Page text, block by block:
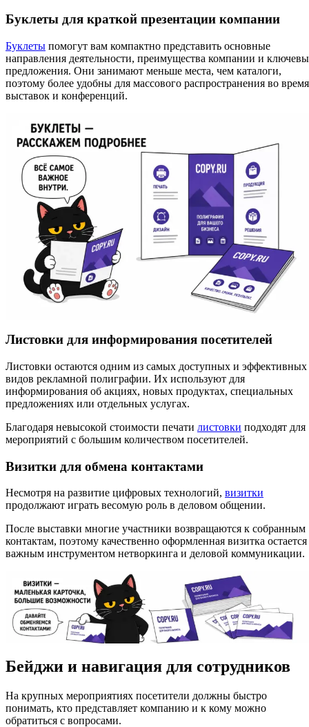
Буклеты для краткой презентации компании
Буклеты помогут вам компактно представить основные
направления деятельности, преимущества компании и
предложения. Они занимают меньше места, чем каталоги,
поэтому более удобны для массового распространения во время
выставок и конференций.
Листовки для информирования посетителей
Листовки остаются одним из самых доступных и эффективных
видов рекламной полиграфии. Их используют для
информирования об акциях, новых продуктах, специальных
предложениях или отдельных услугах.
Благодаря невысокой стоимости печати листовки подходят для
мероприятий с большим количеством посетителей.
Визитки для обмена контактами
Несмотря на развитие цифровых технологий, визитки
продолжают играть весомую роль в деловом общении.
После выставки многие участники возвращаются к собранным
контактам, поэтому качественно оформленная визитка остается
важным инструментом нетворкинга и деловой коммуникации.
Бейджи и навигация для сотрудников
На крупных мероприятиях посетители должны быстро
понимать, кто представляет компанию и к кому можно
обратиться с вопросами.